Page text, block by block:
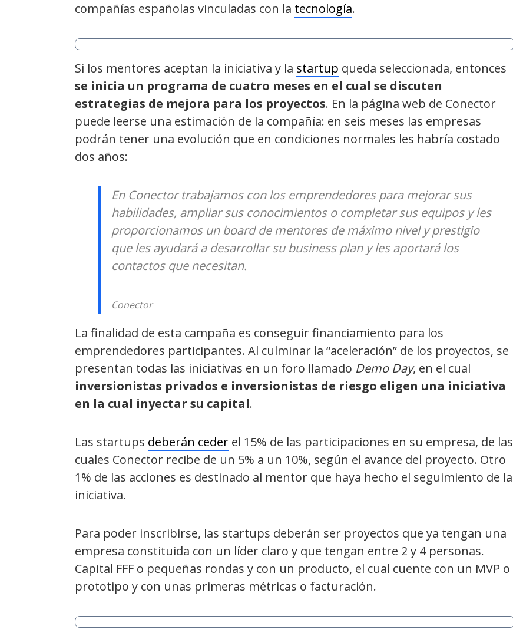
compañías españolas vinculadas con la tecnología.
Si los mentores aceptan la iniciativa y la startup queda seleccionada, entonces
se inicia un programa de cuatro meses en el cual se discuten
estrategias de mejora para los proyectos. En la página web de Conector
puede leerse una estimación de la compañía: en seis meses las empresas
podrán tener una evolución que en condiciones normales les habría costado
dos años:
En Conector trabajamos con los emprendedores para mejorar sus
habilidades, ampliar sus conocimientos o completar sus equipos y les
proporcionamos un board de mentores de máximo nivel y prestigio
que les ayudará a desarrollar su business plan y les aportará los
contactos que necesitan.
Conector
La finalidad de esta campaña es conseguir financiamiento para los
emprendedores participantes. Al culminar la “aceleración” de los proyectos, se
presentan todas las iniciativas en un foro llamado Demo Day, en el cual
inversionistas privados e inversionistas de riesgo eligen una iniciativa
en la cual inyectar su capital.
Las startups deberán ceder el 15% de las participaciones en su empresa, de las
cuales Conector recibe de un 5% a un 10%, según el avance del proyecto. Otro
1% de las acciones es destinado al mentor que haya hecho el seguimiento de la
iniciativa.
Para poder inscribirse, las startups deberán ser proyectos que ya tengan una
empresa constituida con un líder claro y que tengan entre 2 y 4 personas.
Capital FFF o pequeñas rondas y con un producto, el cual cuente con un MVP o
prototipo y con unas primeras métricas o facturación.